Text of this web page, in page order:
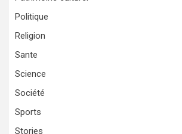
Politique
Religion
Sante
Science
Société
Sports
Stories